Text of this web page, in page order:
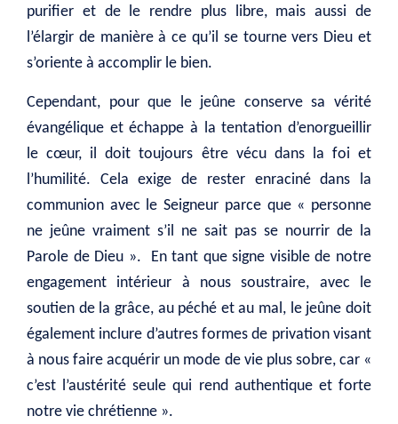
purifier et de le rendre plus libre, mais aussi de
l’élargir de manière à ce qu’il se tourne vers Dieu et
s’oriente à accomplir le bien.
Cependant, pour que le jeûne conserve sa vérité
évangélique et échappe à la tentation d’enorgueillir
le cœur, il doit toujours être vécu dans la foi et
l’humilité. Cela exige de rester enraciné dans la
communion avec le Seigneur parce que « personne
ne jeûne vraiment s’il ne sait pas se nourrir de la
Parole de Dieu ». En tant que signe visible de notre
engagement intérieur à nous soustraire, avec le
soutien de la grâce, au péché et au mal, le jeûne doit
également inclure d’autres formes de privation visant
à nous faire acquérir un mode de vie plus sobre, car «
c’est l’austérité seule qui rend authentique et forte
notre vie chrétienne ».